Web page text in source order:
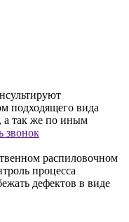
подходящего вида
а так же по иным
звонок
распиловочном
процесса
дефектов в виде